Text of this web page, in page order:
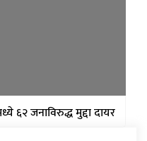
६२ जनाविरुद्ध मुद्दा दायर